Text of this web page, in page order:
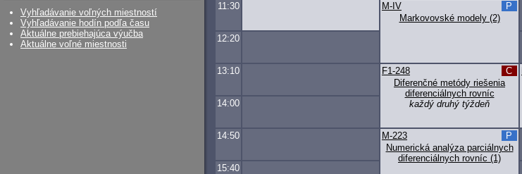
11:30
Markovovské modely (2)
M-IV P
12:20
13:10
Diferenčné metódy riešenia
diferenciálnych rovníc
F1-248 C
každý druhý týždeň
14:00
14:50
Numerická analýza parciálnych
diferenciálnych rovníc (1)
M-223 P
15:40
Vyhľadávanie voľných miestností
Vyhľadávanie hodín podľa času
Aktuálne prebiehajúca výučba
Aktuálne voľné miestnosti